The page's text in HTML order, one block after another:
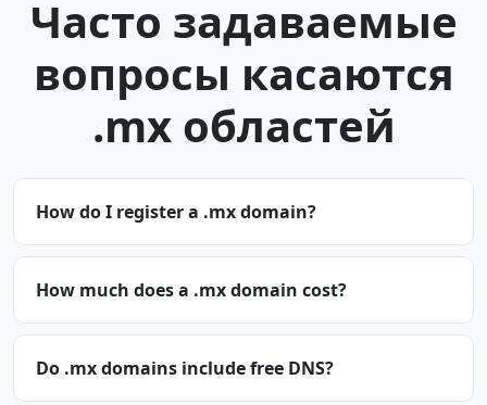
Часто задаваемые
вопросы касаются
.mx областей
How do I register a .mx domain?
How much does a .mx domain cost?
Do .mx domains include free DNS?